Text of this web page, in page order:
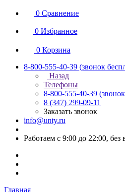
0 Сравнение
0 Избранное
0 Корзина
8-800-555-40-39 (звонок
Назад
Телефоны
8-800-555-40-39
8 (347) 299-09-11
Заказать звонок
info@unty.ru
Работаем с 9:00 до 22:00,
Главная